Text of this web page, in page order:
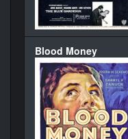
Blood Money